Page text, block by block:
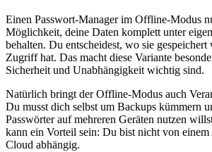
Einen Passwort-Manager im Offline-Modus
Möglichkeit, deine Daten komplett unter
behalten. Du entscheidest, wo sie
Zugriff hat. Das macht diese Variante
Sicherheit und Unabhängigkeit wichtig sind.
Natürlich bringt der Offline-Modus auch
Du musst dich selbst um Backups kümmern
Passwörter auf mehreren Geräten nutzen
kann ein Vorteil sein: Du bist nicht von
Cloud abhängig.